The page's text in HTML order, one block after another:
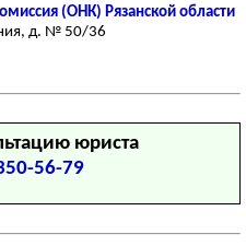
(ОНК) Рязанской области
д. № 50/36
юриста
56-79